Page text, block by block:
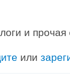
и
или